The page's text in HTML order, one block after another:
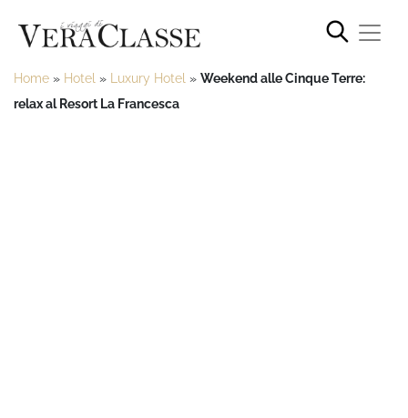
Home » Hotel » Luxury Hotel » Weekend alle Cinque Terre:
relax al Resort La Francesca